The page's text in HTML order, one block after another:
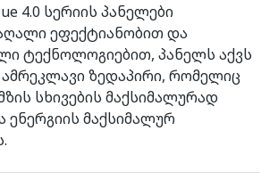
4.0 სერიის პანელები
ეფექტიანობით და
ტექნოლოგიებით, პანელს აქვს
ამრეკლავი ზედაპირი, რომელიც
სხივების მაქსიმალურად
ენერგიის მაქსიმალურ